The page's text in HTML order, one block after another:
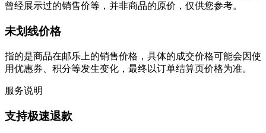
曾经展示过的销售价等，并非商品的原价，仅供您参考。
未划线价格
指的是商品在邮乐上的销售价格，具体的成交价格可能会因使
用优惠券、积分等发生变化，最终以订单结算页价格为准。
服务说明
支持极速退款